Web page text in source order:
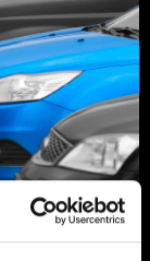
ali
EU